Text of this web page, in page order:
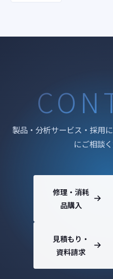
製品・分析サービス・採用
にご相談く
修理・消耗
品購入
見積もり・
資料請求